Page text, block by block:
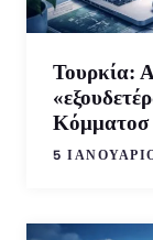
Τουρκία:
Κόμματοσ
5